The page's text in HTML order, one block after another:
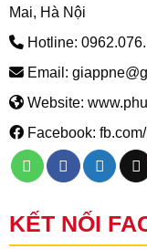
Mai, Hà Nội
Hotline:
Email:
Website:
Facebook:
KẾT NỐI